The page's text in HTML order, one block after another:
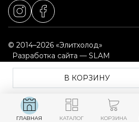
ГЛАВНАЯ КАТАЛОГ КОРЗИНА
В КОРЗИНУ
© 2014–2026 «Элитхолод»
Разработка сайта — SLAM
Выбор настроек cookie